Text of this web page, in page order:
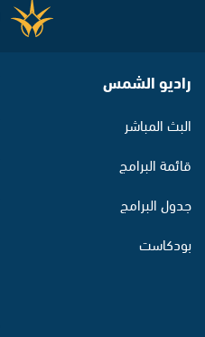
راديو الشمس
البث المباشر
قائمة البرامج
جدول البرامج
بودكاست